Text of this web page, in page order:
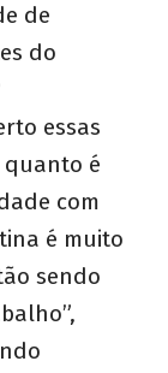
de
do
essas
quanto é
com
é muito
sendo